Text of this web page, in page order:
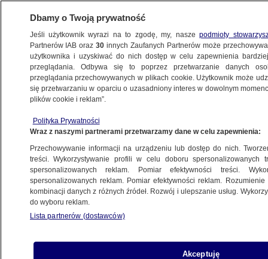
ŚWIAT
Gigantyczne statki inwazyjne
18.03.2025, 11:12
Udostępnij
Chiny przeprowadziły pierwsze manewry z
Konstrukcje te porównać można do pływających
Dbamy o Twoją prywatność
Jeśli użytkownik wyrazi na to zgodę, my, naszepodmioty
Partnerów IAB oraz30 innych Zaufanych Partnerów może
użytkownika i uzyskiwać do nich dostęp w celu zapewnienia
przeglądania. Odbywa się to poprzez przetwarzanie danych
przeglądania przechowywanych w plikach cookie. Użytkownik może
się przetwarzaniu w oparciu o uzasadniony interes w dowolnym
plików cookie i reklam”.
Polityka Prywatności
Wraz z naszymi partnerami przetwarzamy dane w celu zapewnienia:
Przechowywanie informacji na urządzeniu lub dostęp do nich.
treści. Wykorzystywanie profili w celu doboru spersonalizowanych
spersonalizowanych reklam. Pomiar efektywności treści.
spersonalizowanych reklam. Pomiar efektywności reklam.
kombinacji danych z różnych źródeł. Rozwój i ulepszanie usług.
do wyboru reklam.
Lista partnerów (dostawców)
Akceptuję